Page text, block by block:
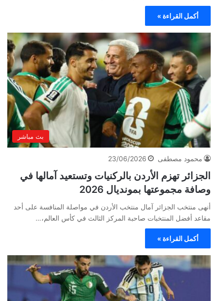
أكمل القراءة »
بث مباشر
محمود مصطفى 23/06/2026
الجزائر تهزم الأردن بالركنيات وتستعيد آمالها في
وصافة مجموعتها بمونديال 2026
أنهى منتخب الجزائر آمال منتخب الأردن في مواصلة المنافسة على أحد
مقاعد أفضل المنتخبات صاحبة المركز الثالث في كأس العالم،…
أكمل القراءة »